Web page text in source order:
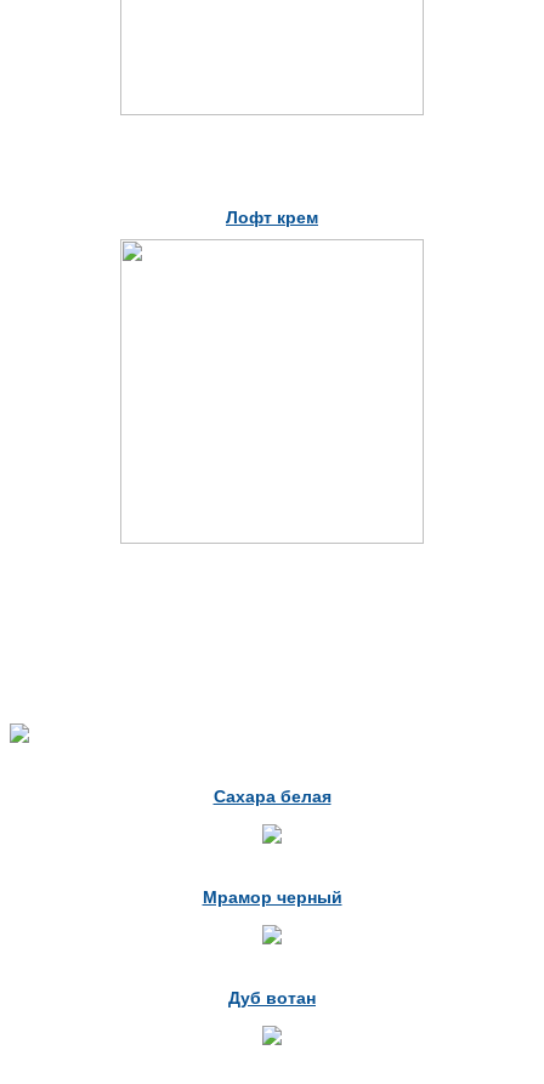
Лофт крем
Сахара белая
Мрамор черный
Дуб вотан